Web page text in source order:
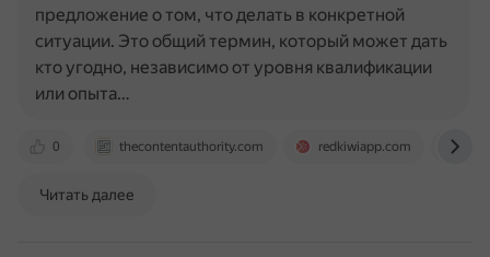
0 thecontentauthority.com redkiwiapp.com
предложение о том, что делать в конкретной
ситуации. Это общий термин, который может дать
кто угодно, независимо от уровня квалификации
или опыта…
Читать далее